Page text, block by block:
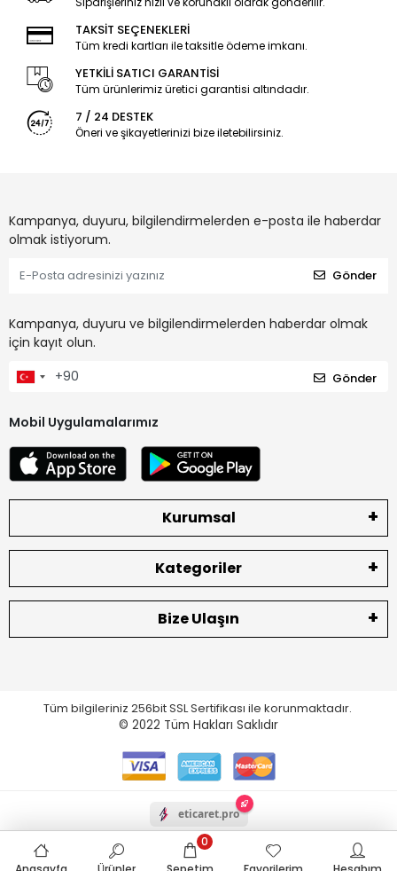
TAKSİT SEÇENEKLERİ
Tüm kredi kartları ile taksitle ödeme imkanı.
YETKİLİ SATICI GARANTİSİ
Tüm ürünlerimiz üretici garantisi altındadır.
7 / 24 DESTEK
Öneri ve şikayetlerinizi bize iletebilirsiniz.
Kampanya, duyuru, bilgilendirmelerden e-posta ile haberdar
olmak istiyorum.
Gönder
Kampanya, duyuru ve bilgilendirmelerden haberdar olmak
için kayıt olun.
Gönder
Mobil Uygulamalarımız
Kurumsal
Kategoriler
Bize Ulaşın
Tüm bilgileriniz 256bit SSL Sertifikası ile korunmaktadır.
© 2022 Tüm Hakları Saklıdır
0
eticaret.pro